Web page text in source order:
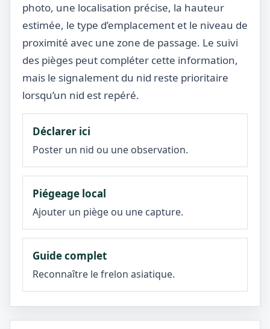
photo, une localisation précise, la hauteur
estimée, le type d’emplacement et le niveau de
proximité avec une zone de passage. Le suivi
des pièges peut compléter cette information,
mais le signalement du nid reste prioritaire
lorsqu’un nid est repéré.
Déclarer ici
Poster un nid ou une observation.
Piégeage local
Ajouter un piège ou une capture.
Guide complet
Reconnaître le frelon asiatique.